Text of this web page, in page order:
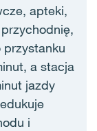
apteki,
przystanku
a stacja
jazdy
i